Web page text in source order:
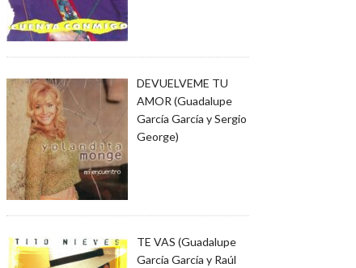
DEVUELVEME TU
AMOR (Guadalupe
García García y Sergio
George)
TE VAS (Guadalupe
García García y Raúl